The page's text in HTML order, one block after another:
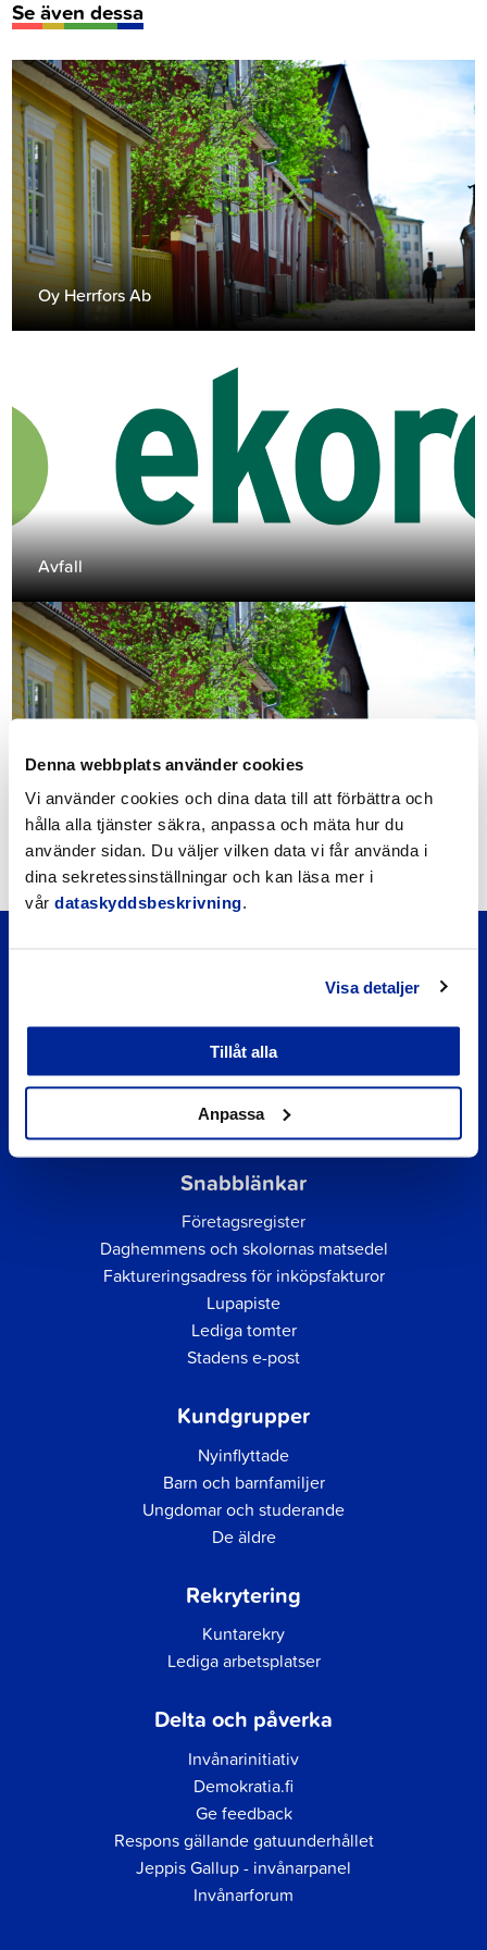
Denna webbplats använder cookies
Vi använder cookies och dina data till att förbättra och
hålla alla tjänster säkra, anpassa och mäta hur du
använder sidan. Du väljer vilken data vi får använda i
dina sekretessinställningar och kan läsa mer i
vår dataskyddsbeskrivning.
Visa detaljer
Tillåt alla
Anpassa
Se även dessa
Oy Herrfors Ab
Avfall
Beredskap
Snabblänkar
Företagsregister
Daghemmens och skolornas matsedel
Faktureringsadress för inköpsfakturor
Lupapiste
Lediga tomter
Stadens e-post
Kundgrupper
Nyinflyttade
Barn och barnfamiljer
Ungdomar och studerande
De äldre
Rekrytering
Kuntarekry
Lediga arbetsplatser
Delta och påverka
Invånarinitiativ
Demokratia.fi
Ge feedback
Respons gällande gatuunderhållet
Jeppis Gallup - invånarpanel
Invånarforum